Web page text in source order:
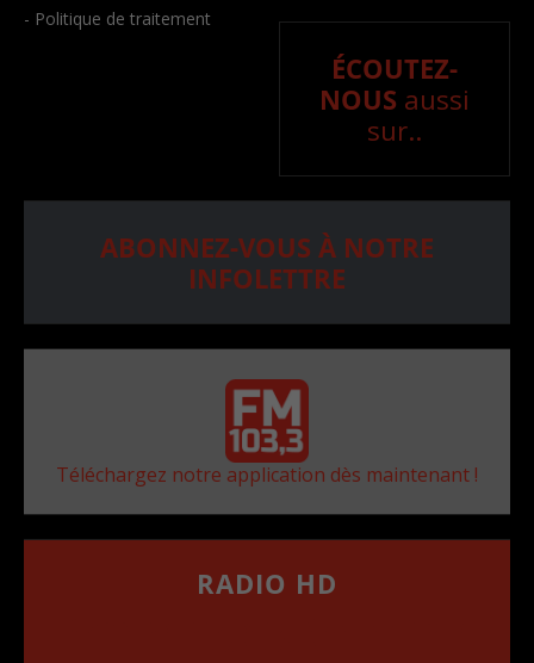
- Politique de traitement
ÉCOUTEZ-
NOUS aussi
sur..
ABONNEZ-VOUS À NOTRE
INFOLETTRE
Téléchargez notre application dès maintenant !
RADIO HD